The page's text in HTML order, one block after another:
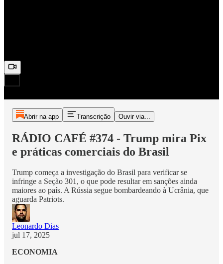
Abrir na app Transcrição Ouvir via...
RÁDIO CAFÉ #374 - Trump mira Pix
e práticas comerciais do Brasil
Trump começa a investigação do Brasil para verificar se
infringe a Seção 301, o que pode resultar em sanções ainda
maiores ao país. A Rússia segue bombardeando à Ucrânia, que
aguarda Patriots.
Leonardo Dias
jul 17, 2025
ECONOMIA